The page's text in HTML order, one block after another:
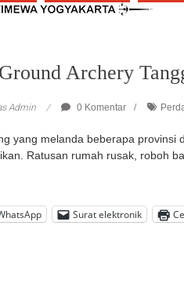
Archery
Admin 0 Komentar
yang melanda beberapa
Ratusan rumah rusak, roboh
Surat elektronik